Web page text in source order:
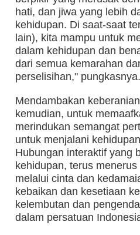
hati, dan jiwa yang lebih
kehidupan. Di saat-saat
lain), kita mampu untuk
dalam kehidupan dan
dari semua kemarahan
perselisihan," pungkasnya.
Mendambakan
kemudian, untuk
merindukan semangat
untuk menjalani
Hubungan interaktif yang
kehidupan, terus
melalui cinta dan
kebaikan dan kesetiaan
kelembutan dan
dalam persatuan